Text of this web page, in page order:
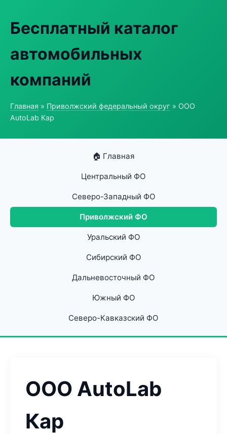
Бесплатный каталог
автомобильных
компаний
Главная » Приволжский федеральный округ » ООО
AutoLab Кар
🏠 Главная
Центральный ФО
Северо-Западный ФО
Приволжский ФО
Уральский ФО
Сибирский ФО
Дальневосточный ФО
Южный ФО
Северо-Кавказский ФО
ООО AutoLab
Кар